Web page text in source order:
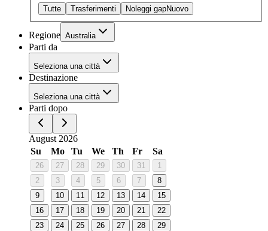
Tutte Trasferimenti Noleggi gapNuovo
Regione Australia
Parti da
Seleziona una città
Destinazione
Seleziona una città
Parti dopo
August 2026
Su
Mo Tu We Th Fr Sa
26 27 28 29 30 31
1
2
3 4 5 6 7
8
9
10 11 12 13 14
15
16
17 18 19 20 21
22
23
24 25 26 27 28
29